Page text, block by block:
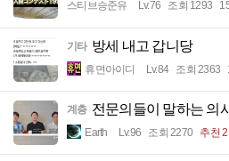
스티브승준유 Lv.76 조회 1293
기타 방세 내고 갑니당
휴면아이디 Lv.84 조회 2363
계층 전문의들이 말하는 의
Earth Lv.96 조회 2270 추천 2